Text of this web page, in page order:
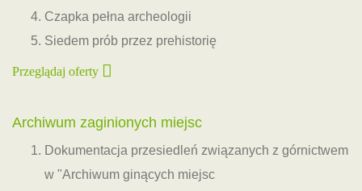
Czapka pełna archeologii
Siedem prób przez prehistorię
Przeglądaj oferty
Archiwum zaginionych miejsc
Dokumentacja przesiedleń związanych z górnictwem
w "Archiwum ginących miejsc